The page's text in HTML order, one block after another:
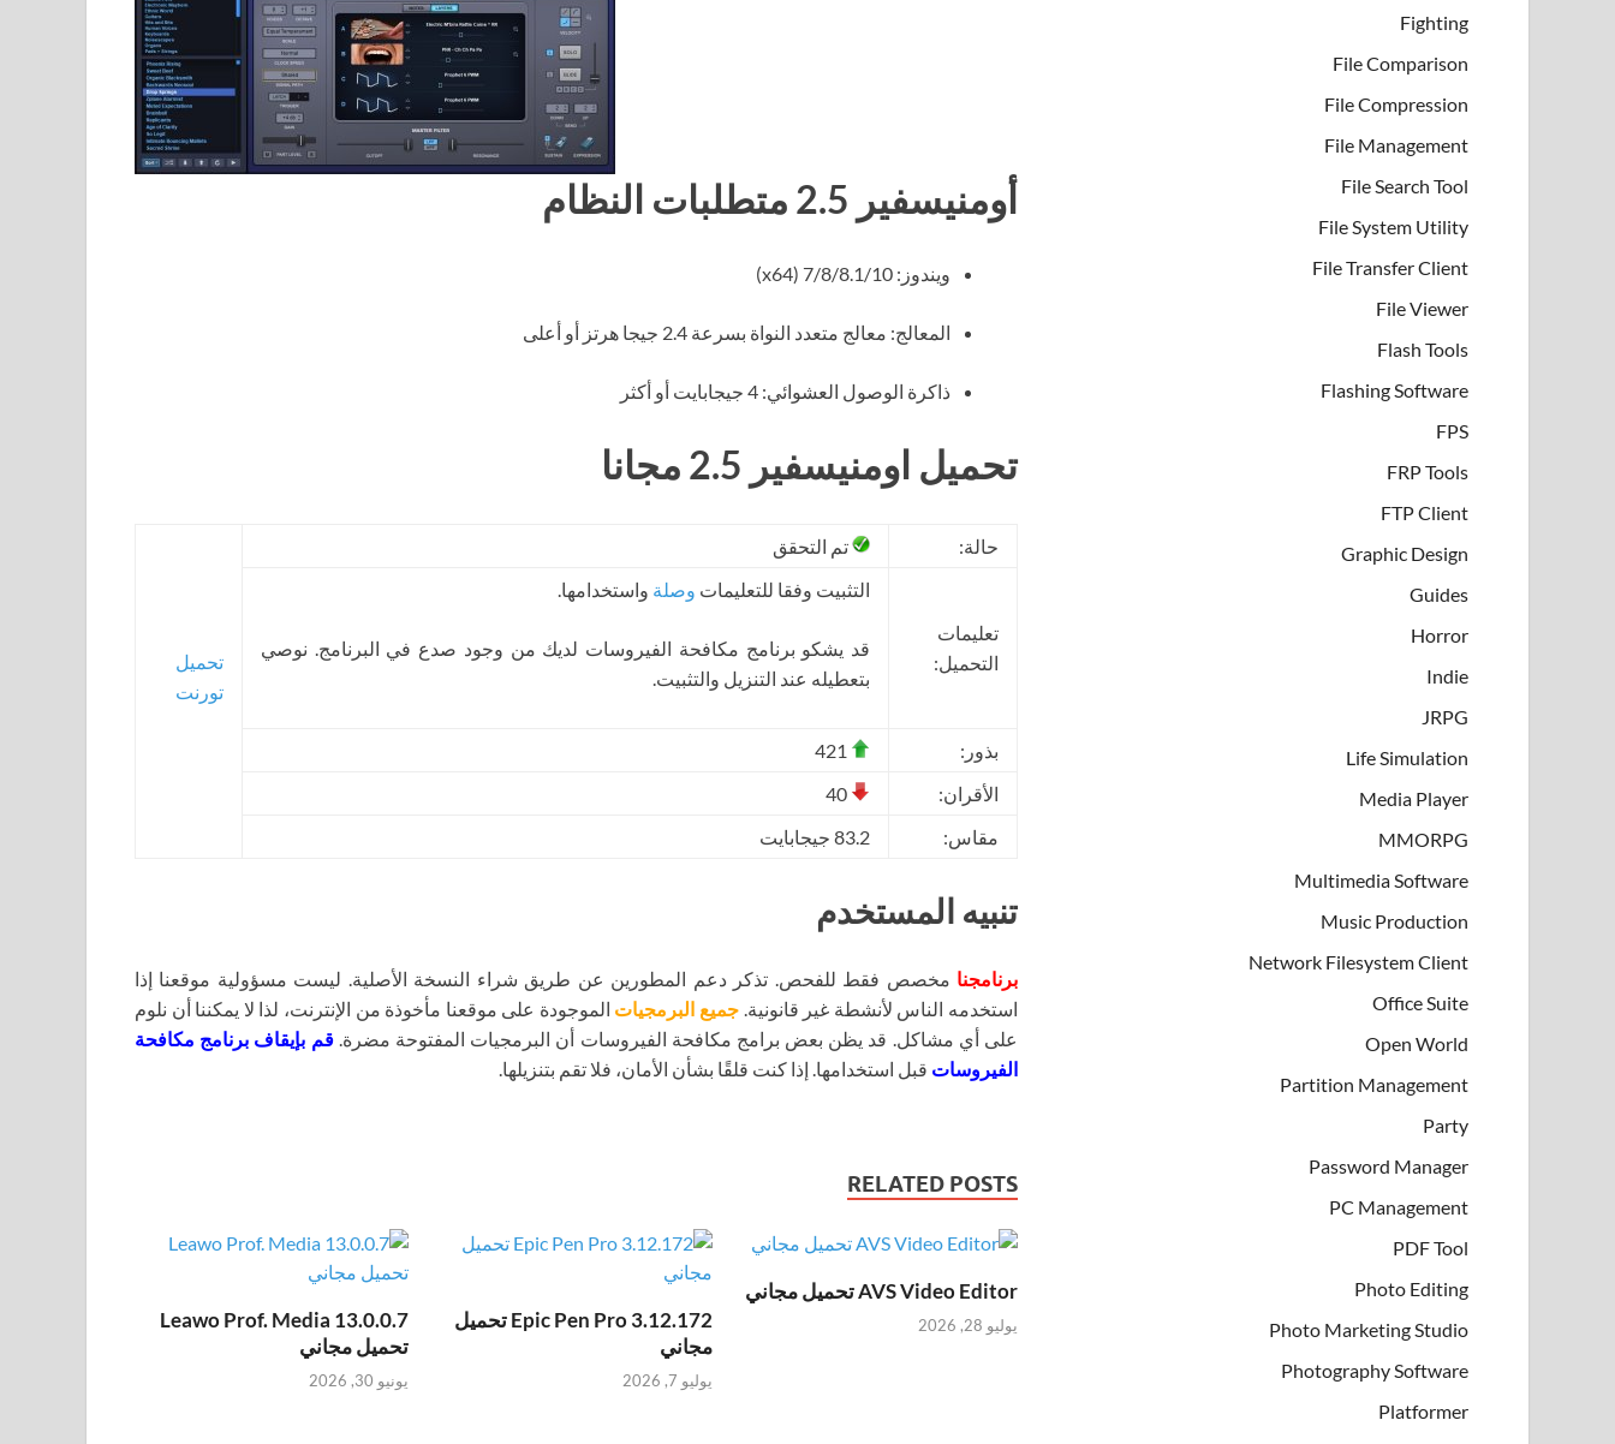
أومنيسفير 2.5 متطلبات النظام
ويندوز: 7/8/8.1/10 (x64)
المعالج: معالج متعدد النواة بسرعة 2.4 جيجا هرتز أو أعلى
ذاكرة الوصول العشوائي: 4 جيجابايت أو أكثر
تحميل اومنيسفير 2.5 مجانا
حالة: تم التحقق
تحميل
تورنت
تعليمات
التحميل:
التثبيت وفقا للتعليمات وصلة واستخدامها.
قد يشكو برنامج مكافحة الفيروسات لديك من وجود صدع في البرنامج. نوصي
بتعطيله عند التنزيل والتثبيت.
بذور:
الأقران:
مقاس:
83.2 جيجابايت
تنبيه المستخدم
برنامجنا مخصص فقط للفحص. تذكر دعم المطورين عن طريق شراء النسخة الأصلية. ليست مسؤولية موقعنا إذا
استخدمه الناس لأنشطة غير قانونية. جميع البرمجيات الموجودة على موقعنا مأخوذة من الإنترنت، لذا لا يمكننا أن نلوم
على أي مشاكل. قد يظن بعض برامج مكافحة الفيروسات أن البرمجيات المفتوحة مضرة.قم بإيقاف برنامج مكافحة
الفيروسات قبل استخدامها. إذا كنت قلقًا بشأن الأمان، فلا تقم بتنزيلها.
RELATED POSTS
AVS Video Editor تحميل مجاني
يوليو 28, 2026
Epic Pen Pro 3.12.172 تحميل
مجاني
يوليو 7, 2026
Leawo Prof. Media 13.0.0.7
تحميل مجاني
يونيو 30, 2026
Fighting
File Comparison
File Compression
File Management
File Search Tool
File System Utility
File Transfer Client
File Viewer
Flash Tools
Flashing Software
FPS
FRP Tools
FTP Client
Graphic Design
Guides
Horror
Indie
JRPG
Life Simulation
Media Player
MMORPG
Multimedia Software
Music Production
Network Filesystem Client
Office Suite
Open World
Partition Management
Party
Password Manager
PC Management
PDF Tool
Photo Editing
Photo Marketing Studio
Photography Software
Platformer